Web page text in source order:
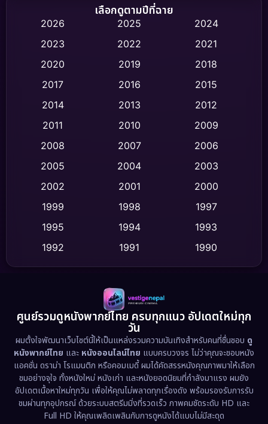
Biography ชีวิตจริง
Classic หนังคลาสสิก (47)
Comedy ตลก (444)
Crime อาชญากรรม (519)
Cult Film
Dance เต้น (10)
Detective สืบสวน (60)
Disaster (13)
Disney+ (5)
Documentary สารคดี (93)
Drama ดราม่า (1,476)
Dystopian (17)
เลือกดูตามปีที่ฉาย
2026 2025
2024
2023
2022
2021
2020
2019
2018
2017
2016
2015
2014
2013
2012
2011
2010
2009
2008
2007
2006
2005
2004
2003
2002
2001
2000
1999
1998
1997
1995
1994
1993
1992
1991
1990
1989
1988
1986
1983
1978
1974
1962
ศูนย์รวมดูหนังพากย์ไทย ครบทุกแนว อัปเดตใหม่ทุก
วัน
ผมตั้งใจพัฒนาเว็บไซต์นี้ให้เป็นแหล่งรวมความบันเทิงสำหรับคนที่ชื่นชอบ ดู
หนังพากย์ไทย และ หนังออนไลน์ไทย แบบครบวงจร ไม่ว่าคุณจะชอบหนัง
แอคชั่น ดราม่า โรแมนติก หรือคอมเมดี้ ผมได้คัดสรรหนังคุณภาพมาให้เลือก
ชมอย่างจุใจ ทั้งหนังใหม่ หนังเก่า และหนังยอดนิยมที่กำลังมาแรง ผมยัง
อัปเดตเนื้อหาใหม่ทุกวัน เพื่อให้คุณไม่พลาดทุกเรื่องดัง พร้อมรองรับการรับ
ชมผ่านทุกอุปกรณ์ ด้วยระบบสตรีมมิ่งที่รวดเร็ว ภาพคมชัดระดับ HD และ
Full HD ให้คุณเพลิดเพลินกับการดูหนังได้แบบไม่มีสะดุด